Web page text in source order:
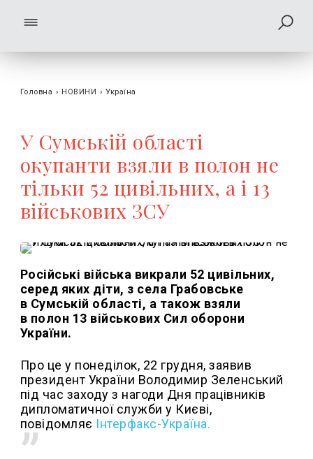
Головна › НОВИНИ › Україна
У Сумській області
окупанти взяли в полон не
тільки 52 цивільних, а і 13
військових ЗСУ
Російські війська викрали 52 цивільних,
серед яких діти, з села Грабовське
в Сумській області, а також взяли
в полон 13 військових Сил оборони
України.
Про це у понеділок, 22 грудня, заявив
президент України Володимир Зеленський
під час заходу з нагоди Дня працівників
дипломатичної служби у Києві,
повідомляє Інтерфакс-Україна.